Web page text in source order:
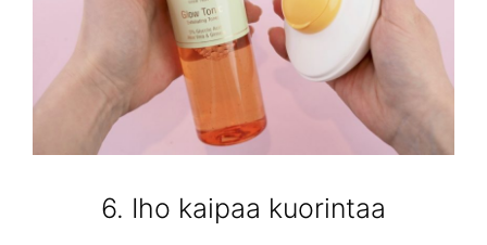
6. Iho kaipaa kuorintaa